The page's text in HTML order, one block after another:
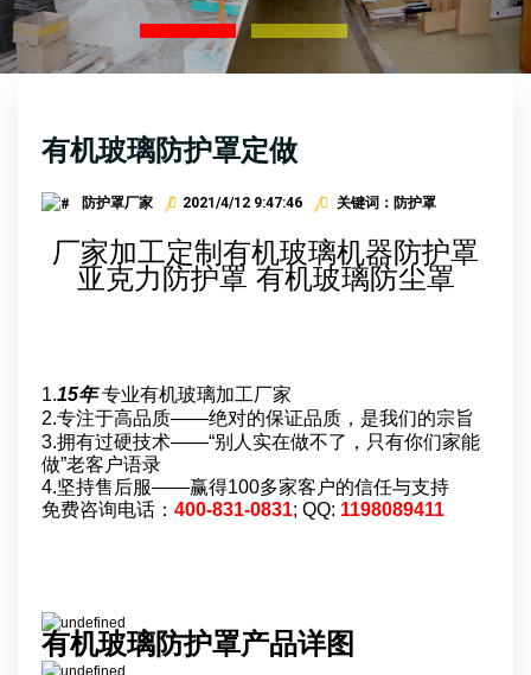
有机玻璃防护罩定做
防护罩厂家 2021/4/12 9:47:46 关键词：防护罩
厂家加工定制有机玻璃机器防护罩
亚克力防护罩 有机玻璃防尘罩
1.15年 专业有机玻璃加工厂家
2.专注于高品质——绝对的保证品质，是我们的宗旨
3.拥有过硬技术——“别人实在做不了，只有你们家能
做”老客户语录
4.坚持售后服——赢得100多家客户的信任与支持
免费咨询电话： 400-831-0831; QQ: 1198089411
有机玻璃防护罩产品详图